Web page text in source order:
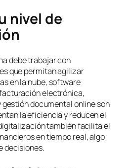
nivel de
debe trabajar con
que permitan agilizar
en la nube, software
electrónica,
documental online son
la eficiencia y reducen el
también facilita el
en tiempo real, algo
decisiones.